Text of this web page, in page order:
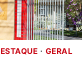
GERAL